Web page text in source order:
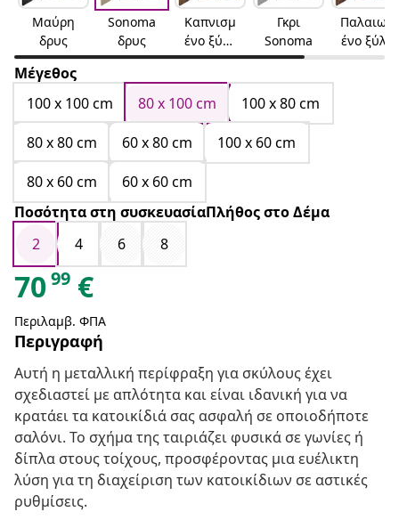
Μαύρη
δρυς
Sonoma
δρυς
Καπνισμ
ένο ξύλο
δρυός
Γκρι
Sonoma
Παλαιωμ
ένο ξύλο
Μέγεθος
100 x 100 cm
80 x 100 cm
100 x 80 cm
80 x 80 cm
60 x 80 cm
100 x 60 cm
80 x 60 cm
60 x 60 cm
Ποσότητα στη συσκευασίαΠλήθος στο Δέμα
2
4 6 8
7099 €
Περιλαμβ. ΦΠΑ
Περιγραφή
Αυτή η μεταλλική περίφραξη για σκύλους έχει
σχεδιαστεί με απλότητα και είναι ιδανική για να
κρατάει τα κατοικίδιά σας ασφαλή σε οποιοδήποτε
σαλόνι. Το σχήμα της ταιριάζει φυσικά σε γωνίες ή
δίπλα στους τοίχους, προσφέροντας μια ευέλικτη
λύση για τη διαχείριση των κατοικίδιων σε αστικές
ρυθμίσεις.